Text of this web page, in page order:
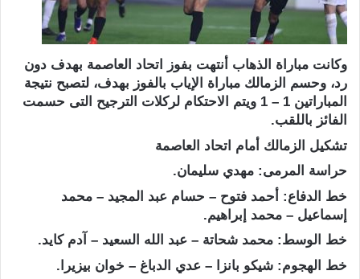
وكانت مباراة الذهاب أنتهت بفوز اتحاد العاصمة بهدف دون
رد، وحسم الزمالك مباراة الإياب بالفوز بهدف، لتصبح نتيجة
المباراتين 1 – 1 ويتم الاحتكام لركلات الترجيح التى حسمت
الفائز باللقب.
تشكيل الزمالك أمام اتحاد العاصمة
حراسة المرمى: مهدي سليمان.
خط الدفاع: أحمد فتوح – حسام عبد المجيد – محمد
إسماعيل – محمد إبراهيم.
خط الوسط: محمد شحاتة – عبد الله السعيد – آدم كايد.
خط الهجوم: شيكو بانزا – عدي الدباغ – خوان بيزيرا.